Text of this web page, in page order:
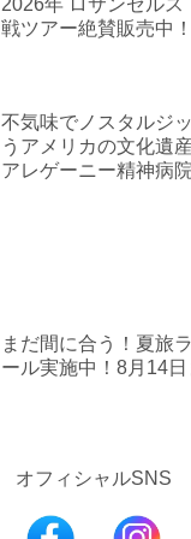
2026年 ロサンゼルス
戦ツアー絶賛販売中！
不気味でノスタルジ
うアメリカの文化遺
アレゲーニー精神病院
まだ間に合う！夏旅
ール実施中！8月14
オフィシャルSNS